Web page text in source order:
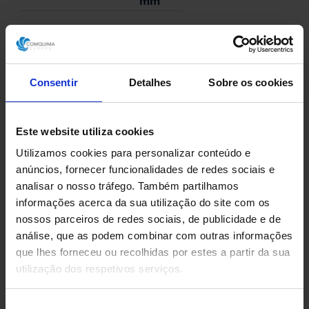
Consentir Detalhes Sobre os cookies
Este website utiliza cookies
Utilizamos cookies para personalizar conteúdo e
anúncios, fornecer funcionalidades de redes sociais e
analisar o nosso tráfego. Também partilhamos
informações acerca da sua utilização do site com os
nossos parceiros de redes sociais, de publicidade e de
análise, que as podem combinar com outras informações
que lhes forneceu ou recolhidas por estes a partir da sua
utilização dos respetivos serviços.
Documentação
Desenhos
No estado
Fabricado por
Fabricante desconhecido
Solicite aqui o seu orçamento
Descarregue a ficha técnica